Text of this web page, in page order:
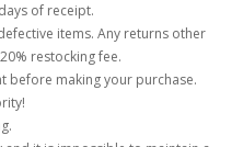
of receipt.
items. Any returns other
restocking fee.
before making your purchase.